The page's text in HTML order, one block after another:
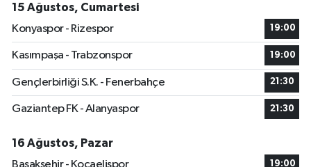
15 Ağustos, Cumartesi
Konyaspor - Rizespor
19:00
Kasımpaşa - Trabzonspor 19:00
Gençlerbirliği S.K. - Fenerbahçe 21:30
Gaziantep FK - Alanyaspor 21:30
16 Ağustos, Pazar
Başakşehir - Kocaelispor
19:00